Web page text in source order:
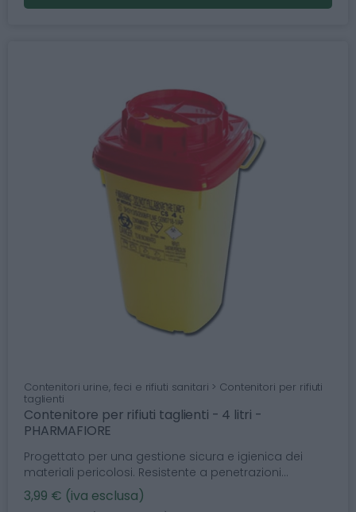
Contenitori urine, feci e rifiuti sanitari > Contenitori per rifiuti
taglienti
Contenitore per rifiuti taglienti - 4 litri -
PHARMAFIORE
Progettato per una gestione sicura e igienica dei
materiali pericolosi. Resistente a penetrazioni...
3,99 € (iva esclusa)